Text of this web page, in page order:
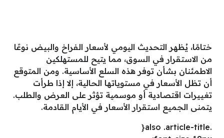
ختامًا، يُظهر التحديث اليومي لأسعار الفراخ والبيض نوعًا
من الاستقرار في السوق، مما يتيح للمستهلكين
الاطمئنان بشأن توفر هذه السلع الأساسية. ومن المتوقع
أن تظل الأسعار في مستوياتها الحالية، إلا إذا طرأت
تغييرات اقتصادية أو موسمية تؤثر على العرض والطلب.
يتمنى الجميع استقرار الأسعار في الأيام القادمة.
.also .article-title{